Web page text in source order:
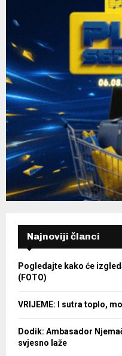
Najnoviji članci
Pogledajte kako će
(FOTO)
VRIJEME: I sutra toplo,
Dodik: Ambasador
svjesno laže